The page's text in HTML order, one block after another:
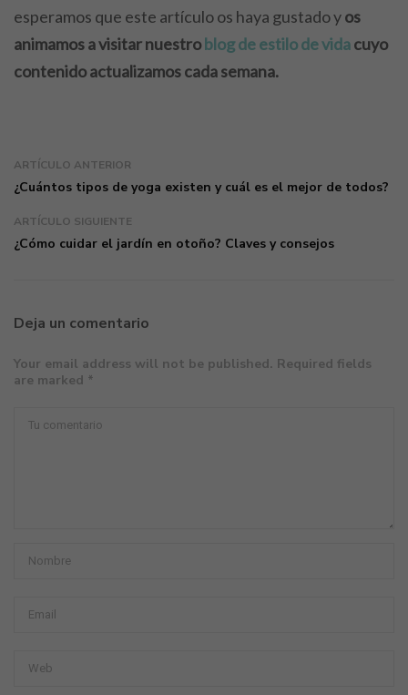
esperamos que este artículo os haya gustado yos
animamos a visitar nuestroblog de estilo de vidacuyo
contenido actualizamos cada semana.
ARTÍCULO ANTERIOR
¿Cuántos tipos de yoga existen y cuál es el mejor de todos?
ARTÍCULO SIGUIENTE
¿Cómo cuidar el jardín en otoño? Claves y consejos
Deja un comentario
Your email address will not be published. Required fields
are marked *